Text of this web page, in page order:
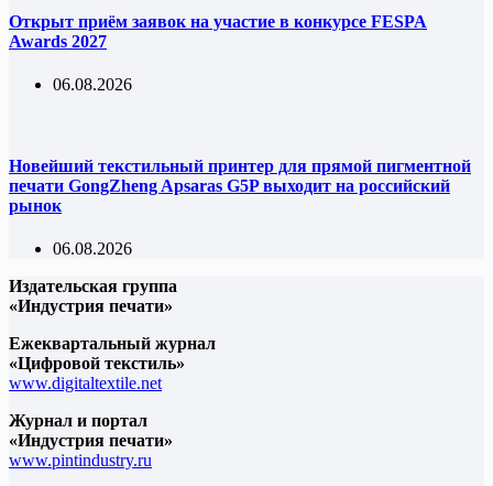
Открыт приём заявок на участие в конкурсе FESPA
Awards 2027
06.08.2026
Новейший текстильный принтер для прямой пигментной
печати GongZheng Apsaras G5P выходит на российский
рынок
06.08.2026
Издательская группа
«Индустрия печати»
Ежеквартальный журнал
«Цифровой текстиль»
www.digitaltextile.net
Журнал и портал
«Индустрия печати»
www.pintindustry.ru